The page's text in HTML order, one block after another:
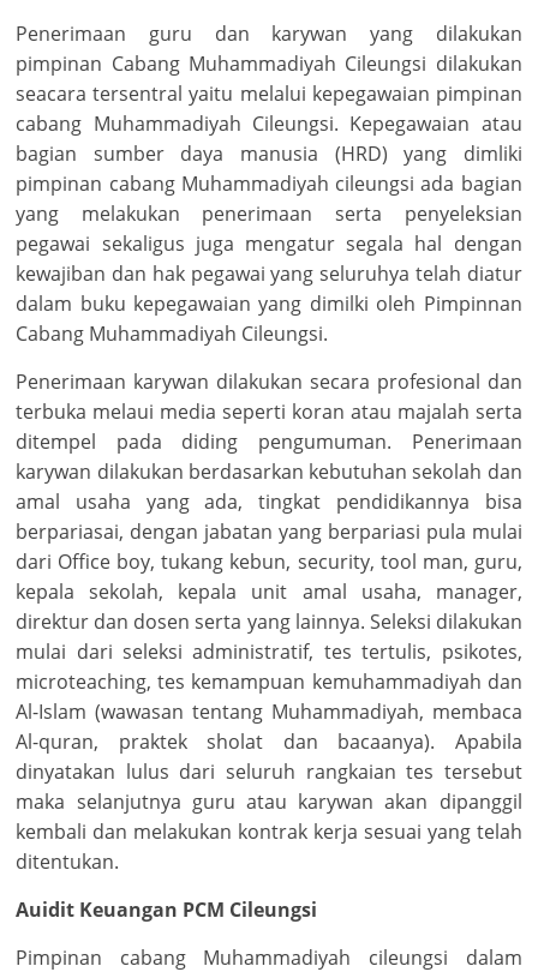
Penerimaan guru dan karywan yang dilakukan
pimpinan Cabang Muhammadiyah Cileungsi dilakukan
seacara tersentral yaitu melalui kepegawaian pimpinan
cabang Muhammadiyah Cileungsi. Kepegawaian atau
bagian sumber daya manusia (HRD) yang dimliki
pimpinan cabang Muhammadiyah cileungsi ada bagian
yang melakukan penerimaan serta penyeleksian
pegawai sekaligus juga mengatur segala hal dengan
kewajiban dan hak pegawai yang seluruhya telah diatur
dalam buku kepegawaian yang dimilki oleh Pimpinnan
Cabang Muhammadiyah Cileungsi.
Penerimaan karywan dilakukan secara profesional dan
terbuka melaui media seperti koran atau majalah serta
ditempel pada diding pengumuman. Penerimaan
karywan dilakukan berdasarkan kebutuhan sekolah dan
amal usaha yang ada, tingkat pendidikannya bisa
berpariasai, dengan jabatan yang berpariasi pula mulai
dari Office boy, tukang kebun, security, tool man, guru,
kepala sekolah, kepala unit amal usaha, manager,
direktur dan dosen serta yang lainnya. Seleksi dilakukan
mulai dari seleksi administratif, tes tertulis, psikotes,
microteaching, tes kemampuan kemuhammadiyah dan
Al-Islam (wawasan tentang Muhammadiyah, membaca
Al-quran, praktek sholat dan bacaanya). Apabila
dinyatakan lulus dari seluruh rangkaian tes tersebut
maka selanjutnya guru atau karywan akan dipanggil
kembali dan melakukan kontrak kerja sesuai yang telah
ditentukan.
Auidit Keuangan PCM Cileungsi
Pimpinan cabang Muhammadiyah cileungsi dalam